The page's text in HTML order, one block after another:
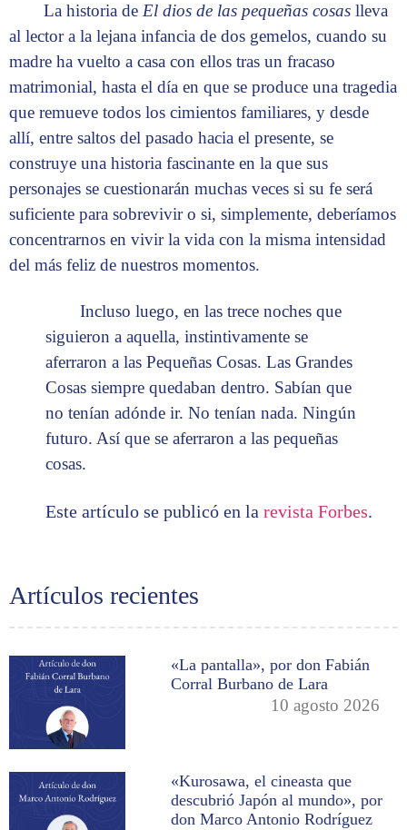
Artículos recientes
«La pantalla», por don Fabián
Corral Burbano de Lara
10 agosto 2026
«Kurosawa, el cineasta que
descubrió Japón al mundo», por
don Marco Antonio Rodríguez
La historia deEl dios de las pequeñas cosas lleva
al lector a la lejana infancia de dos gemelos, cuando su
madre ha vuelto a casa con ellos tras un fracaso
matrimonial, hasta el día en que se produce una tragedia
que remueve todos los cimientos familiares, y desde
allí, entre saltos del pasado hacia el presente, se
construye una historia fascinante en la que sus
personajes se cuestionarán muchas veces si su fe será
suficiente para sobrevivir o si, simplemente, deberíamos
concentrarnos en vivir la vida con la misma intensidad
del más feliz de nuestros momentos.
Incluso luego, en las trece noches que
siguieron a aquella, instintivamente se
aferraron a las Pequeñas Cosas. Las Grandes
Cosas siempre quedaban dentro. Sabían que
no tenían adónde ir. No tenían nada. Ningún
futuro. Así que se aferraron a las pequeñas
cosas.
Este artículo se publicó en la revista Forbes.